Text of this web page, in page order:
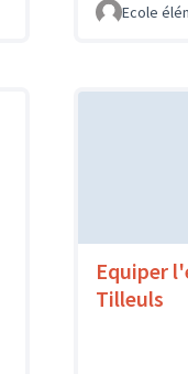
Ecole
Equiper
Tilleuls